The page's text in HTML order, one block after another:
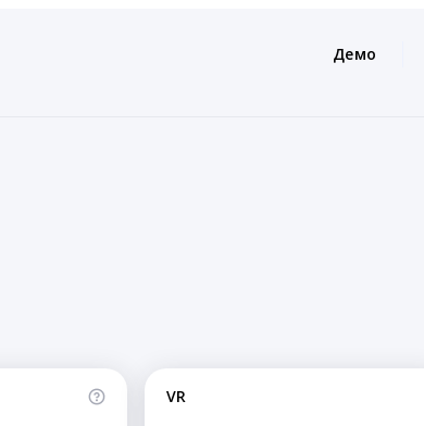
Демо
VR